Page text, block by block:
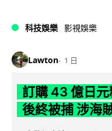
科技娛樂 影視娛樂
Lawton 1 日
訂購 43 億日
後終被捕 涉海